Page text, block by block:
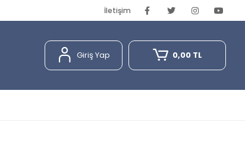
İletişim
Giriş Yap 0,00 TL